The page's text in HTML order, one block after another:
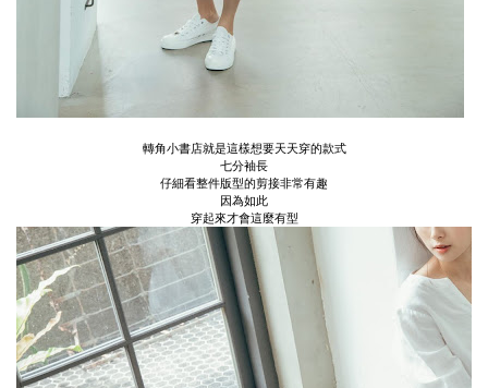
轉角小書店就是這樣想要天天穿的款式
七分袖長
仔細看整件版型的剪接非常有趣
因為如此
穿起來才會這麼有型